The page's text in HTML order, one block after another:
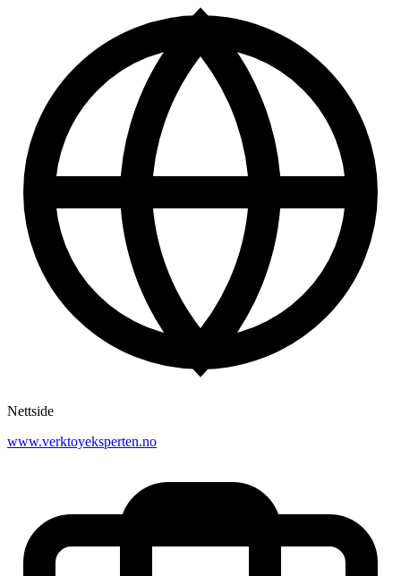
Nettside
www.verktoyeksperten.no